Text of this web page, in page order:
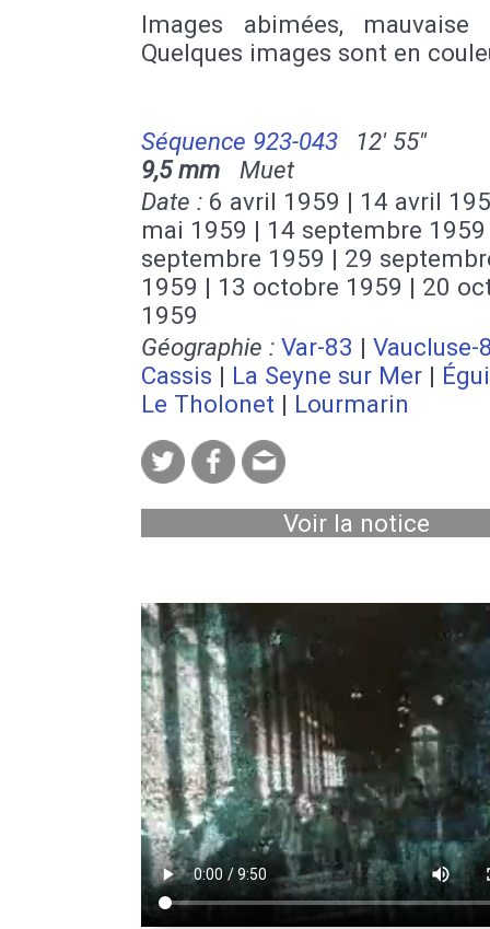
Images abimées, mauvaise
Quelques images sont en
Séquence 923-043
12' 55''
9,5 mm Muet
Date : 6 avril 1959 | 14 avril
mai 1959 | 14 septembre
septembre 1959 | 29
1959 | 13 octobre 1959 | 20
1959
Géographie : Var-83 | Vaucluse-
Cassis | La Seyne sur Mer |
Le Tholonet | Lourmarin
Voir la notice